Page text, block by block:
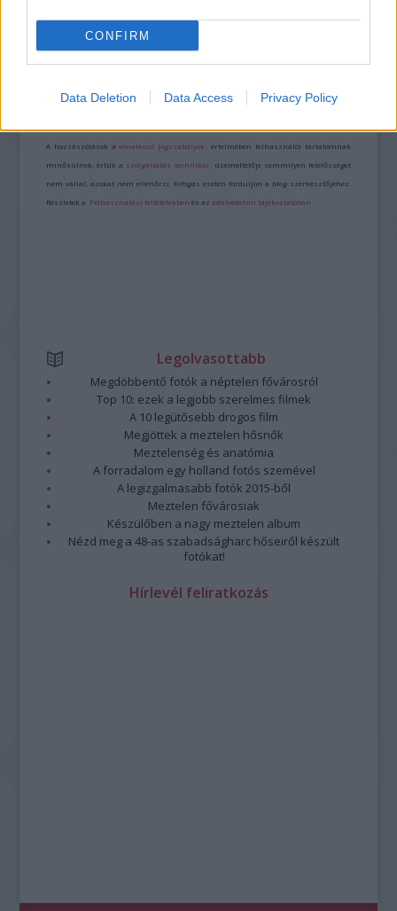
CONFIRM
Data Deletion Data Access Privacy Policy
ELSTARTOLT A MŰVÉSZETEK VÖLGYE
Kommentek:
A hozzászólások avonatkozó jogszabályok értelmében felhasználói tartalomnak
minősülnek, értük a szolgáltatás technikai üzemeltetője semmilyen felelősséget
nem vállal, azokat nem ellenőrzi. Kifogás esetén forduljon a blog szerkesztőjéhez.
Részletek a Felhasználási feltételekben és azadatvédelmi tájékoztatóban
Legolvasottabb
Megdöbbentő fotók a néptelen fővárosról
Top 10: ezek a legjobb szerelmes filmek
A 10 legütősebb drogos film
Megjöttek a meztelen hősnők
Meztelenség és anatómia
A forradalom egy holland fotós szemével
A legizgalmasabb fotók 2015-ből
Meztelen fővárosiak
Készülőben a nagy meztelen album
Nézd meg a 48-as szabadságharc hőseiről készült
fotókat!
Hírlevél feliratkozás